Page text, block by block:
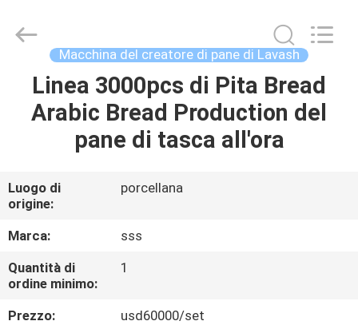
CASA.
PRODOTTI
VIDEO
SU
DI
NOI
Machinery
Technology
Reserved.
Macchina del creatore di pane di Lavash
Linea 3000pcs di Pita Bread
Arabic Bread Production del
pane di tasca all'ora
Luogo di
origine:
porcellana
Marca:
sss
Quantità di
ordine minimo:
1
Prezzo:
usd60000/set